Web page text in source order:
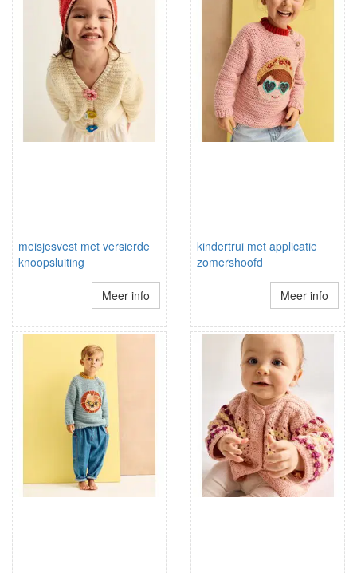
meisjesvest met versierde
knoopsluiting
Meer info
kindertrui met applicatie
zomershoofd
Meer info